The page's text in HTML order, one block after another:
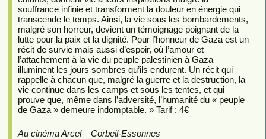
souffrance infinie et transforment la douleur en énergie qui
transcende le temps. Ainsi, la vie sous les bombardements,
malgré son horreur, devient un témoignage poignant de la
lutte pour la paix et la dignité. Pour l’honneur de Gaza est un
récit de survie mais aussi d’espoir, où l’amour et
l’attachement à la vie du peuple palestinien à Gaza
illuminent les jours sombres qu’ils endurent. Un récit qui
rappelle à chacun que, malgré la guerre et la destruction, la
vie continue dans les camps et sous les tentes, et qui
prouve que, même dans l’adversité, l’humanité du « peuple
de Gaza » demeure indomptable. » Tarif : 4€
Au cinéma Arcel – Corbeil-Essonnes